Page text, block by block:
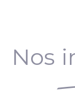
Nos